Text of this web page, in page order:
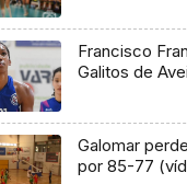
Francisco
Galitos de
Galomar
por 85-77